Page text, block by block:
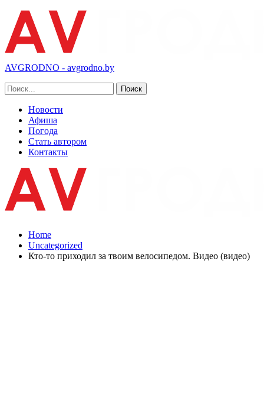
AVGRODNO - avgrodno.by
Новости
Афиша
Погода
Стать автором
Контакты
Home
Uncategorized
Кто-то приходил за твоим велосипедом. Видео (видео)